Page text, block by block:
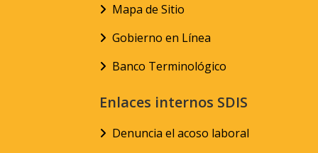
Mapa de Sitio
Gobierno en Línea
Banco Terminológico
Enlaces internos SDIS
Denuncia el acoso laboral